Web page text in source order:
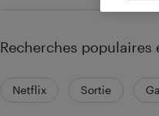
Recherches populaires
Netflix Sortie